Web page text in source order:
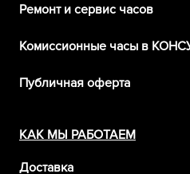
Ремонт и сервис часов
Комиссионные часы в
Публичная оферта
КАК МЫ РАБОТАЕМ
Доставка